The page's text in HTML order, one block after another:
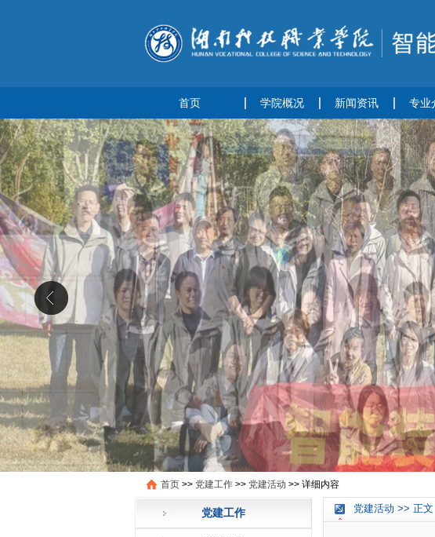
首页 学院概况 新闻资讯 专业
首页 >> 党建工作 >> 党建活动 >> 详细内容
党建工作 党建活动 >> 正文